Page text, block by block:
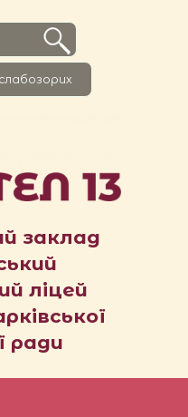
заклад
ліцей
ради